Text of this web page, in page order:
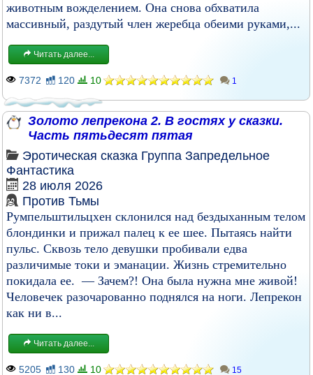
животным вожделением. Она снова обхватила
массивный, раздутый член жеребца обеими руками,...
Читать далее...
7372 120 10 1
Золото лепрекона 2. В гостях у сказки.
Часть пятьдесят пятая
Эротическая сказка Группа Запредельное
Фантастика
28 июля 2026
Против Тьмы
Румпельштильцхен склонился над бездыханным телом
блондинки и прижал палец к ее шее. Пытаясь найти
пульс. Сквозь тело девушки пробивали едва
различимые токи и эманации. Жизнь стремительно
покидала ее. — Зачем?! Она была нужна мне живой!
Человечек разочарованно поднялся на ноги. Лепрекон
как ни в...
Читать далее...
5205 130 10 15